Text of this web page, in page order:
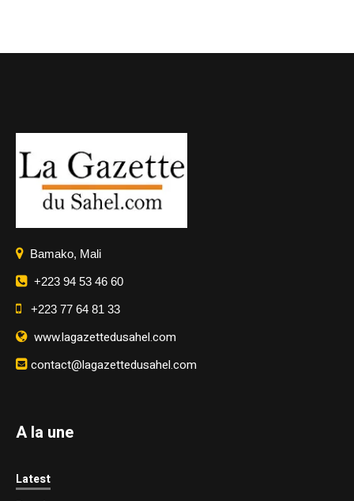
Bamako, Mali
+223 94 53 46 60
+223 77 64 81 33
www.lagazettedusahel.com
contact@lagazettedusahel.com
A la une
Latest